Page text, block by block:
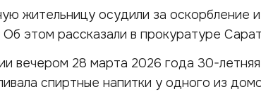
жительницу осудили за оскорбление
этом рассказали в прокуратуре
вечером 28 марта 2026 года 30-
спиртные напитки у одного из